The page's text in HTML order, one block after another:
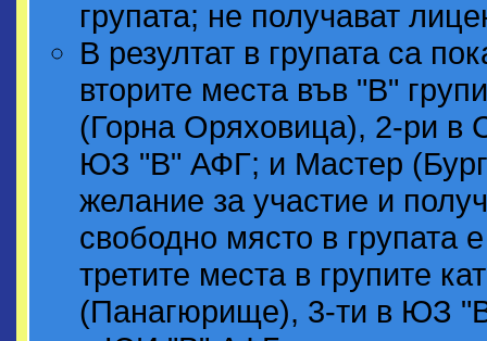
групата; не получават
В резултат в групата са
вторите места във "В"
(Горна Оряховица), 2-ри
ЮЗ "В" АФГ; и Мастер
желание за участие и
свободно място в групата
третите места в групите
(Панагюрище), 3-ти в ЮЗ